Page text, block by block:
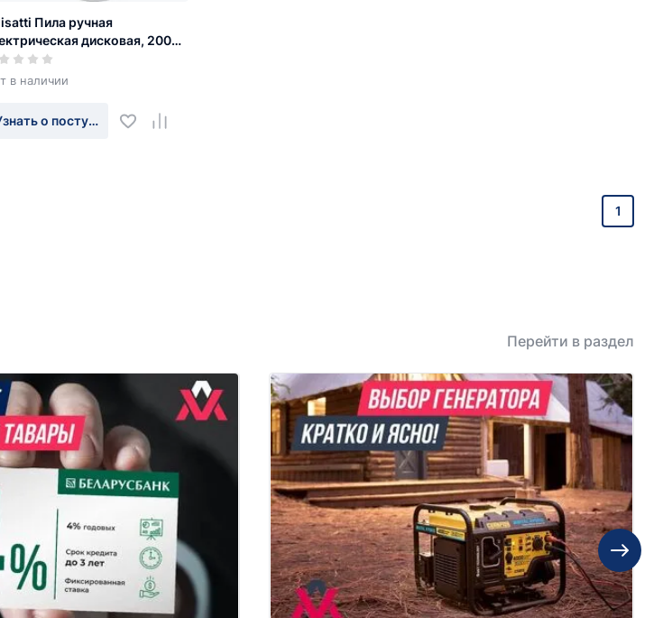
Пила ручная
дисковая, 2000
4500 об/мин., диск
глуб. пропила 77
в наличии
о поступлении
1
Перейти в раздел